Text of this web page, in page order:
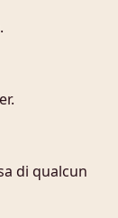
di qualcun